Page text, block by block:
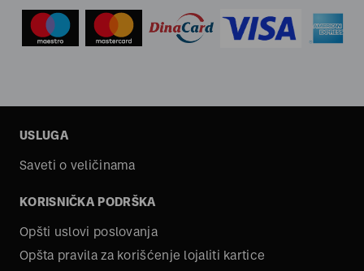
USLUGA
Saveti o veličinama
KORISNIČKA PODRŠKA
Opšti uslovi poslovanja
Opšta pravila za korišćenje lojaliti kartice